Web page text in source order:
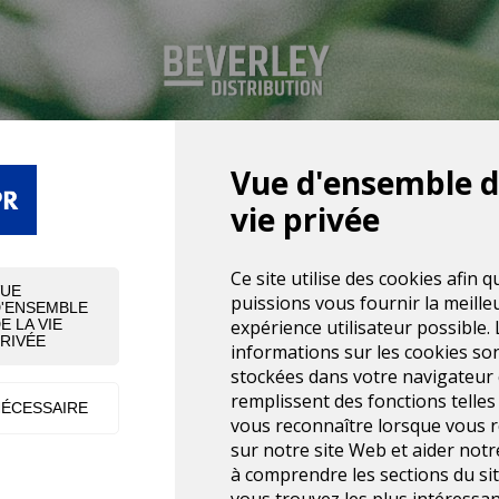
LA VIE
Vue d'ensemble
vie privée
Ce site utilise des cookies afin
puissions vous fournir la
expérience utilisateur possible.
informations sur les cookies
stockées dans votre navigateur
remplissent des fonctions telles
vous reconnaître lorsque vous
sur notre site Web et aider
à comprendre les sections du
EXPÉRIENCE